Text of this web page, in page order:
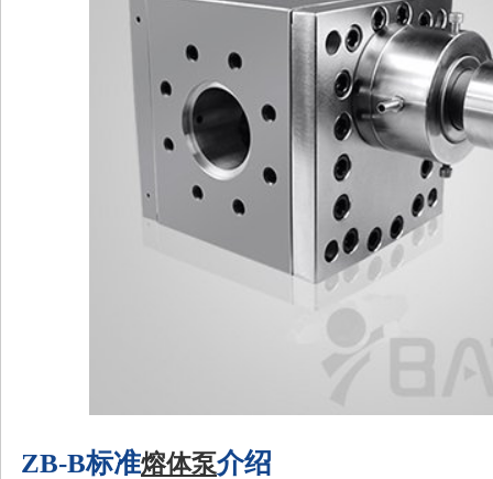
ZB-B标准熔体泵介绍